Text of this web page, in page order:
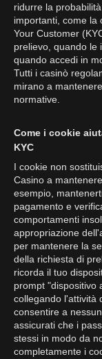
ridurre la
importanti, come la
Your Customer
prelievo, quando le
quando accedi in
Tutti i casinò
mirano a
normative.
Come i cookie
KYC
I cookie non
Casino a
esempio,
pagamento e
comportamenti
appropriazione
per mantenere la
della richiesta di
ricorda il tuo
prompt "dispositivo
collegando l'attività
consentire a
assicurati che i
stessi in modo da
completamente i